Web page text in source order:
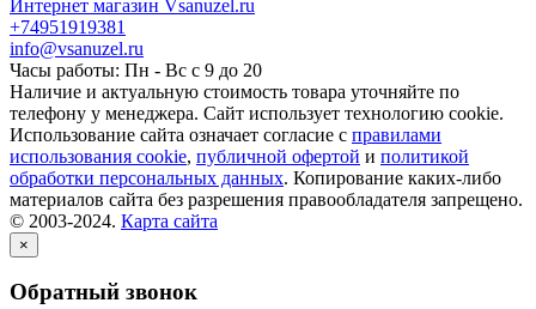
Интернет магазин Vsanuzel.ru
+74951919381
info@vsanuzel.ru
Часы работы: Пн - Вс с 9 до 20
Наличие и актуальную стоимость товара уточняйте по
телефону у менеджера. Сайт использует технологию cookie.
Использование сайта означает согласие с правилами
использования cookie, публичной офертой и политикой
обработки персональных данных. Копирование каких-либо
материалов сайта без разрешения правообладателя запрещено.
© 2003-2024. Карта сайта
×
Обратный звонок